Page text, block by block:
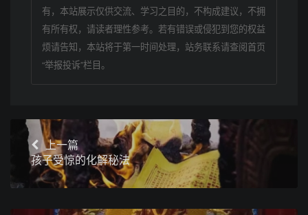
有，本站展示仅供交流、学习之目的，不构成建议，不拥
有所有权，请读者理性参考。若有错误或侵犯到您的权益
烦请告知，本站将于第一时间处理，站务联系请查阅首页
“举报投诉”栏目。
上一篇
孩子受惊的化解秘法